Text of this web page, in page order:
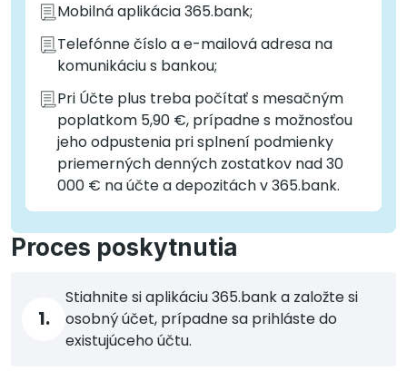
Mobilná aplikácia 365.bank;
Telefónne číslo a e-mailová adresa na
komunikáciu s bankou;
Pri Účte plus treba počítať s mesačným
poplatkom 5,90 €, prípadne s možnosťou
jeho odpustenia pri splnení podmienky
priemerných denných zostatkov nad 30
000 € na účte a depozitách v 365.bank.
Proces poskytnutia
1.
Stiahnite si aplikáciu 365.bank a založte si
osobný účet, prípadne sa prihláste do
existujúceho účtu.